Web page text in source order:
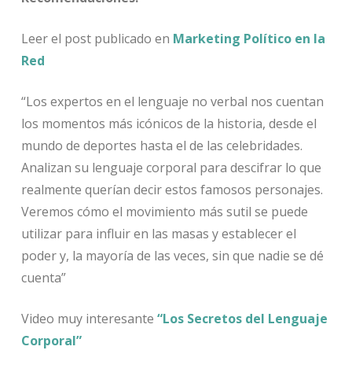
Leer el post publicado en Marketing Político en la
Red
“Los expertos en el lenguaje no verbal nos cuentan
los momentos más icónicos de la historia, desde el
mundo de deportes hasta el de las celebridades.
Analizan su lenguaje corporal para descifrar lo que
realmente querían decir estos famosos personajes.
Veremos cómo el movimiento más sutil se puede
utilizar para influir en las masas y establecer el
poder y, la mayoría de las veces, sin que nadie se dé
cuenta”
Video muy interesante “Los Secretos del Lenguaje
Corporal”